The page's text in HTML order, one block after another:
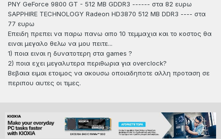
PNY GeForce 9800 GT - 512 MB GDDR3 ------ στα 82 ευρω
SAPPHIRE TECHNOLOGY Radeon HD3870 512 MB DDR3 ---- στα
77 ευρω
Επειδη πρεπει να παρω πανω απο 10 τεμμαχια και το κοστος θα
ειναι μεγαλο θελω να μου πειτε...
1) ποια ειναι η δυνατοτερη στα games ?
2) ποια εχει μεγαλυτερα περιθωρια για overclock?
Βεβαια ειμαι ετοιμος να ακουσω οποιαδηποτε αλλη προταση σε
περιπου αυτες οι τιμες.